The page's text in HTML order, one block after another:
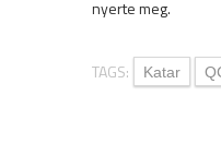
nyerte meg.
TAGS: Katar